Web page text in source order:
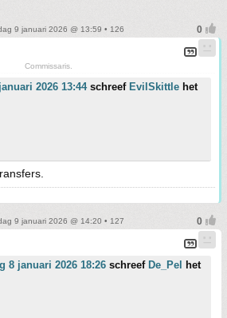
9 januari 2026 @ 13:59 • 126
Commissaris.
2026 13:44schreef EvilSkittle het
9 januari 2026 @ 14:20 • 127
8 januari 2026 18:26 schreef De_Pel
het